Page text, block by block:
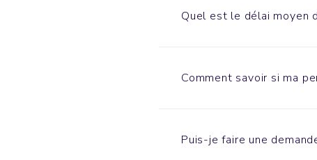
Quel est le délai moyen
Comment savoir si ma
Puis-je faire une